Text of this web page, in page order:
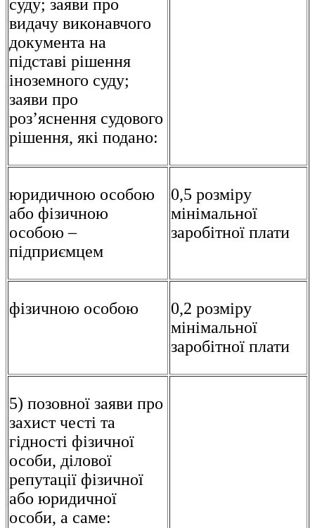
суду; заяви про
видачу виконавчого
документа на
підставі рішення
іноземного суду;
заяви про
роз’яснення судового
рішення, які подано:
юридичною особою
або фізичною
особою –
підприємцем
0,5 розміру
мінімальної
заробітної плати
фізичною особою
0,2 розміру
мінімальної
заробітної плати
5) позовної заяви про
захист честі та
гідності фізичної
особи, ділової
репутації фізичної
або юридичної
особи, а саме: